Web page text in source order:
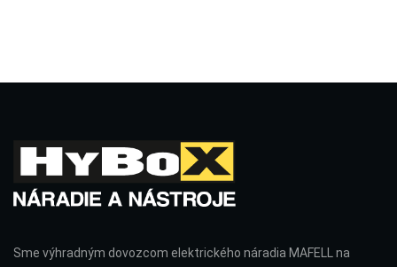
Sme výhradným dovozcom elektrického náradia MAFELL na